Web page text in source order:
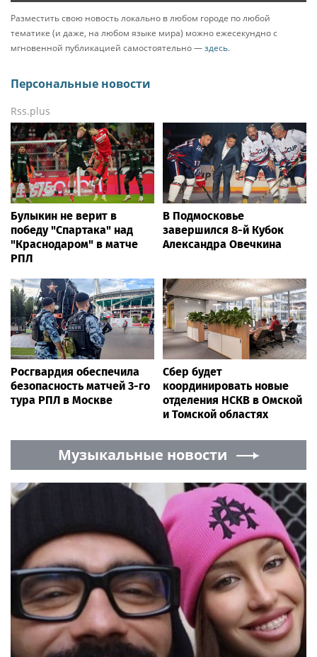
Разместить свою новость локально в любом городе по любой
тематике (и даже, на любом языке мира) можно ежесекундно с
мгновенной публикацией самостоятельно —здесь.
Персональные новости
Rss.plus
Булыкин не верит в
победу "Спартака" над
"Краснодаром" в матче
РПЛ
В Подмосковье
завершился 8-й Кубок
Александра Овечкина
Росгвардия обеспечила
безопасность матчей 3-го
тура РПЛ в Москве
Сбер будет
координировать новые
отделения НСКВ в Омской
и Томской областях
Музыкальные новости